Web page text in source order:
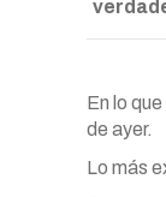
En lo
de ayer.
Lo más